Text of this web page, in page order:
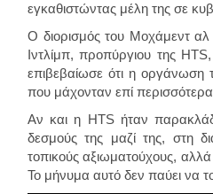
εγκαθιστώντας μέλη της σε
Ο διορισμός του Μοχάμεντ αλ
Ιντλίμπ, προπύργιου της
επιβεβαίωσε ότι η οργάνωση
που μάχονταν επί
Αν και η HTS ήταν
δεσμούς της μαζί της, στη
τοπικούς αξιωματούχους, αλλά
Το μήνυμα αυτό δεν παύει να